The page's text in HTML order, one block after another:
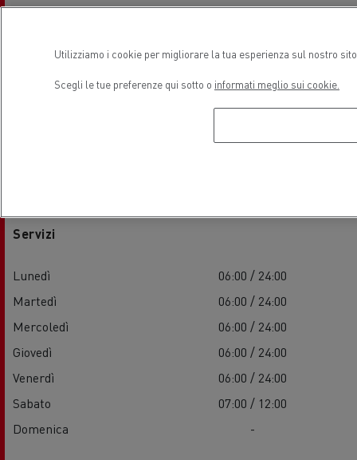
08:00 / 17:30
-
Servizi
Lunedì
06:00 / 24:00
Martedì
06:00 / 24:00
Mercoledì
06:00 / 24:00
Giovedì
06:00 / 24:00
Venerdì
06:00 / 24:00
Sabato
07:00 / 12:00
Domenica
-
Utilizziamo i cookie per migliorare la tua esperienza sul nostro
Scegli le tue preferenze qui sotto o informati meglio sui cookie.